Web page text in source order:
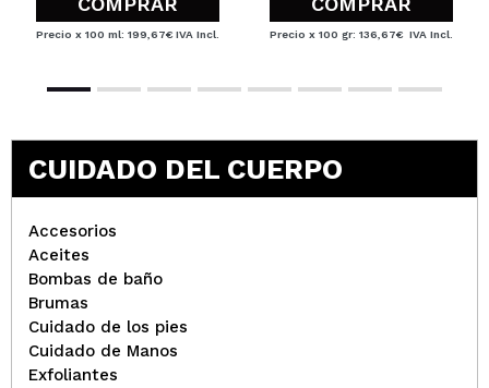
Precio x 100 ml: 199,67€ IVA Incl. Precio x 100 gr: 136,67€ IVA Incl.
CUIDADO DEL CUERPO
Accesorios
Aceites
Bombas de baño
Brumas
Cuidado de los pies
Cuidado de Manos
Exfoliantes